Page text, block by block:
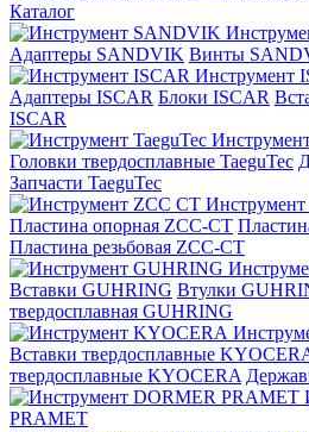
Каталог
Адаптеры SANDVIK Винты
Инструмент
Адаптеры ISCAR Блоки ISCAR
ISCAR
Головки твердосплавные TaeguTec
Запчасти TaeguTec
Пластина опорная ZCC-CT
Пластина резьбовая ZCC-CT
Вставки GUHRING Втулки
твердосплавная GUHRING
Вставки твердосплавные
твердосплавные KYOCERA
PRAMET